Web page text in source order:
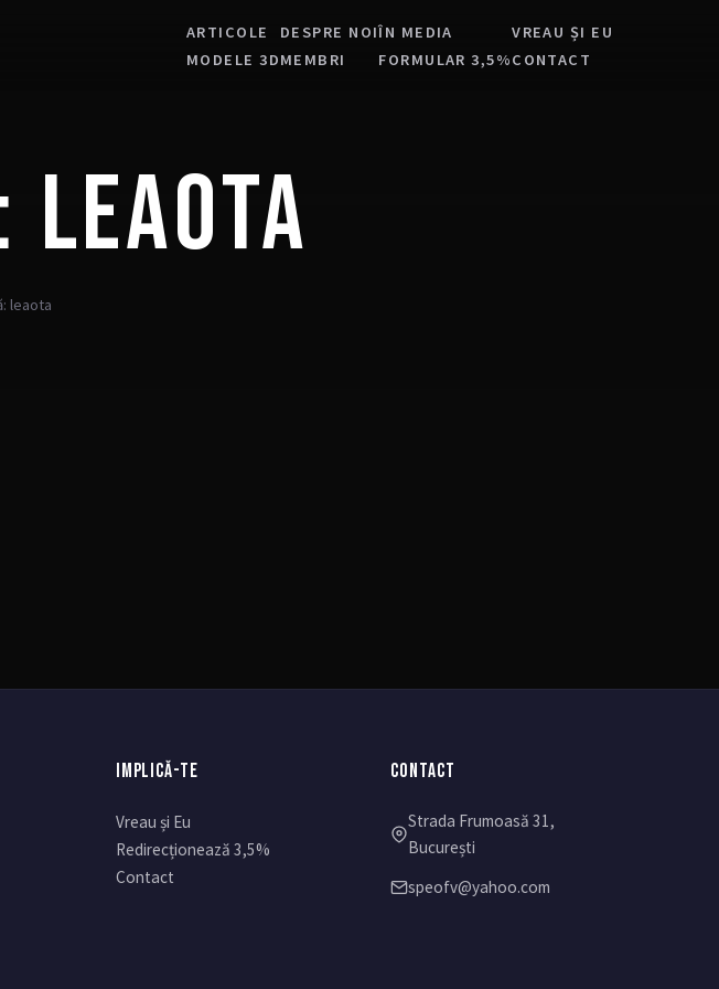
ARTICOLE
MODELE 3D
DESPRE NOI
MEMBRI
ÎN MEDIA
FORMULAR 3,5%
VREAU ȘI EU
CONTACT
LEAOTA
leaota
IMPLICĂ-TE
Vreau și Eu
Redirecționează 3,5%
Contact
CONTACT
Strada Frumoasă 31,
București
speofv@yahoo.com